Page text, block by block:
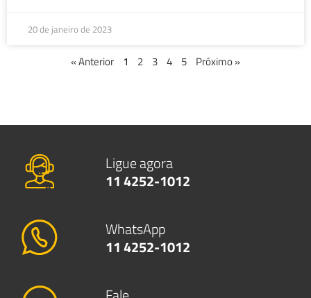
20 de janeiro de 2023
« Anterior 1 2 3 4 5 Próximo »
Ligue agora
11 4252-1012
WhatsApp
11 4252-1012